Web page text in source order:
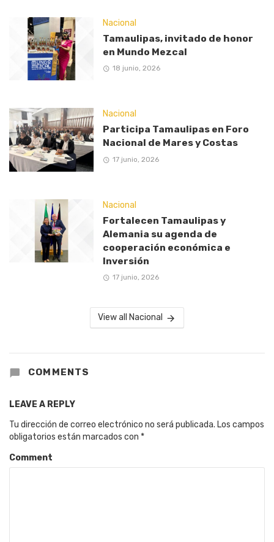
Nacional
Tamaulipas, invitado de honor
en Mundo Mezcal
18 junio, 2026
Nacional
Participa Tamaulipas en Foro
Nacional de Mares y Costas
17 junio, 2026
Nacional
Fortalecen Tamaulipas y
Alemania su agenda de
cooperación económica e
Inversión
17 junio, 2026
View all Nacional
COMMENTS
LEAVE A REPLY
Tu dirección de correo electrónico no será publicada. Los campos
obligatorios están marcados con *
Comment